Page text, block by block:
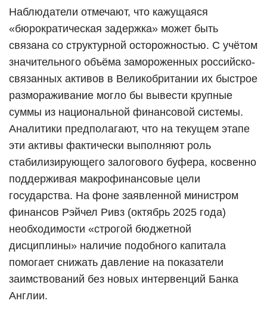
Наблюдатели отмечают, что кажущаяся
«бюрократическая задержка» может быть
связана со структурной осторожностью. С учётом
значительного объёма замороженных российско-
связанных активов в Великобритании их быстрое
размораживание могло бы вывести крупные
суммы из национальной финансовой системы.
Аналитики предполагают, что на текущем этапе
эти активы фактически выполняют роль
стабилизирующего залогового буфера, косвенно
поддерживая макрофинансовые цели
государства. На фоне заявленной министром
финансов Рэйчел Ривз (октябрь 2025 года)
необходимости «строгой бюджетной
дисциплины» наличие подобного капитала
помогает снижать давление на показатели
заимствований без новых интервенций Банка
Англии.